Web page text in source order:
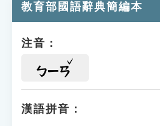
教育部國語辭典簡編本
注音：
ㄅㄧㄢ
漢語拼音：